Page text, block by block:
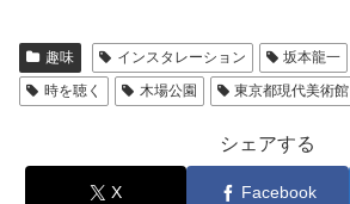
趣味 インスタレーション 坂本龍一
時を聴く
木場公園 東京都現代美術館
シェアする
X Facebook